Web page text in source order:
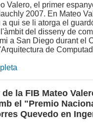
Valero, el primer
2007. En Mateo
qui se li atorga el
del disseny de
a San Diego durant el
de
la FIB Mateo
el "Premio
Quevedo en